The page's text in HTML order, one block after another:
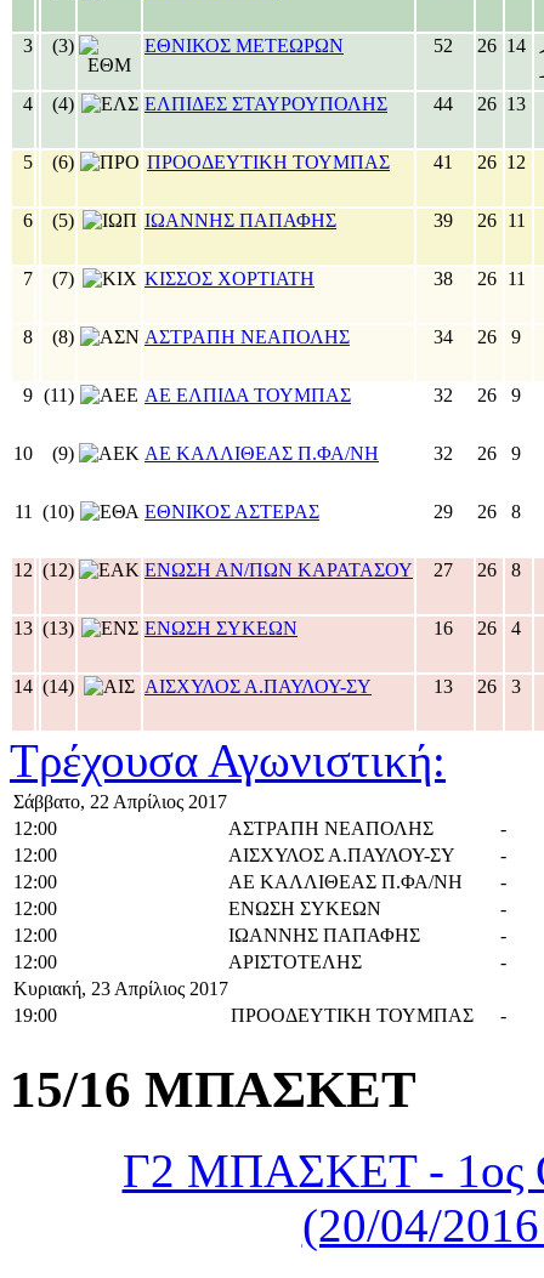
3 (3) ΕΘΝΙΚΟΣ ΜΕΤΕΩΡΩΝ 52 26 14
4 (4) ΕΛΠΙΔΕΣ ΣΤΑΥΡΟΥΠΟΛΗΣ 44 26 13
5 (6) ΠΡΟΟΔΕΥΤΙΚΗ ΤΟΥΜΠΑΣ 41 26 12
6 (5) ΙΩΑΝΝΗΣ ΠΑΠΑΦΗΣ 39 26 11
7 (7) ΚΙΣΣΟΣ ΧΟΡΤΙΑΤΗ 38 26 11
8 (8) ΑΣΤΡΑΠΗ ΝΕΑΠΟΛΗΣ 34 26 9
9 (11) ΑΕ ΕΛΠΙΔΑ ΤΟΥΜΠΑΣ 32 26 9
10 (9) ΑΕ ΚΑΛΛΙΘΕΑΣ Π.ΦΑ/ΝΗ 32 26 9
11 (10) ΕΘΝΙΚΟΣ ΑΣΤΕΡΑΣ 29 26 8
12 (12) ΕΝΩΣΗ ΑΝ/ΠΩΝ ΚΑΡΑΤΑΣΟΥ 27 26 8
13 (13) ΕΝΩΣΗ ΣΥΚΕΩΝ 16 26 4
14 (14) ΑΙΣΧΥΛΟΣ Α.ΠΑΥΛΟΥ-ΣΥ 13 26 3
Τρέχουσα Αγωνιστική:
Σάββατο, 22 Απρίλιος 2017
12:00
ΑΣΤΡΑΠΗ ΝΕΑΠΟΛΗΣ
-
12:00
ΑΙΣΧΥΛΟΣ Α.ΠΑΥΛΟΥ-ΣΥ
-
12:00
ΑΕ ΚΑΛΛΙΘΕΑΣ Π.ΦΑ/ΝΗ
-
12:00
ΕΝΩΣΗ ΣΥΚΕΩΝ
-
12:00
ΙΩΑΝΝΗΣ ΠΑΠΑΦΗΣ
-
12:00
ΑΡΙΣΤΟΤΕΛΗΣ
-
Κυριακή, 23 Απρίλιος 2017
19:00
ΠΡΟΟΔΕΥΤΙΚΗ ΤΟΥΜΠΑΣ -
15/16 ΜΠΑΣΚΕΤ
Γ2 ΜΠΑΣΚΕΤ - 1ος
(20/04/